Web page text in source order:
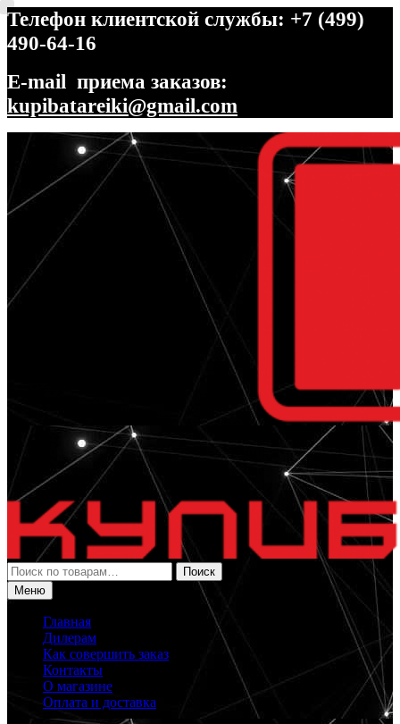
Телефон клиентской службы: +7 (499)
490-64-16
E-mail приема заказов:
kupibatareiki@gmail.com
Перейти
навигации
Перейти
содержимому
Искать:
Поиск
Меню
Главная
Дилерам
Как совершить заказ
Контакты
О магазине
Оплата и доставка